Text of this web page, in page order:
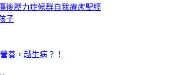
後壓力症候群自我療癒聖經
子
養，越生病？！